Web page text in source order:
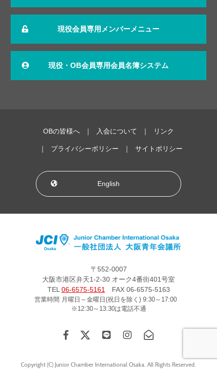
現役会員専用メンバーメニュー
現役・OB会員専用会員名簿システム
OBの皆様へ 入会について リンク
プライバシーポリシー サイトポリシー
English
〒552-0007
大阪市港区弁天1-2-30 オーク4番街401号室
TEL06-6575-5161FAX 06-6575-5163
営業時間 月曜日～金曜日(祝日を除く) 9:30～17:00
※12:30～13:30は電話不通
Copyright (C) Junior Chamber International Osaka. All Rights Reserved.